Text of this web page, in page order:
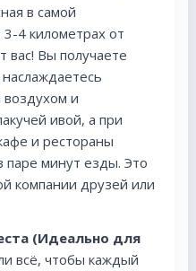
в самой
4 километрах от
вас! Вы получаете
и
ивой, а при
и рестораны
паре минут езды. Это
компании друзей или
(Идеально для
всё, чтобы каждый